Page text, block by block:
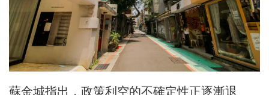
蘇金城指出，政策利空的不確定性正逐漸退